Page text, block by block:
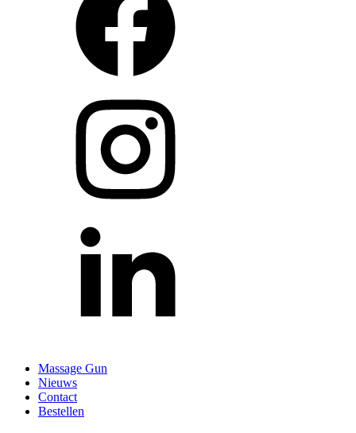
Massage Gun
Nieuws
Contact
Bestellen